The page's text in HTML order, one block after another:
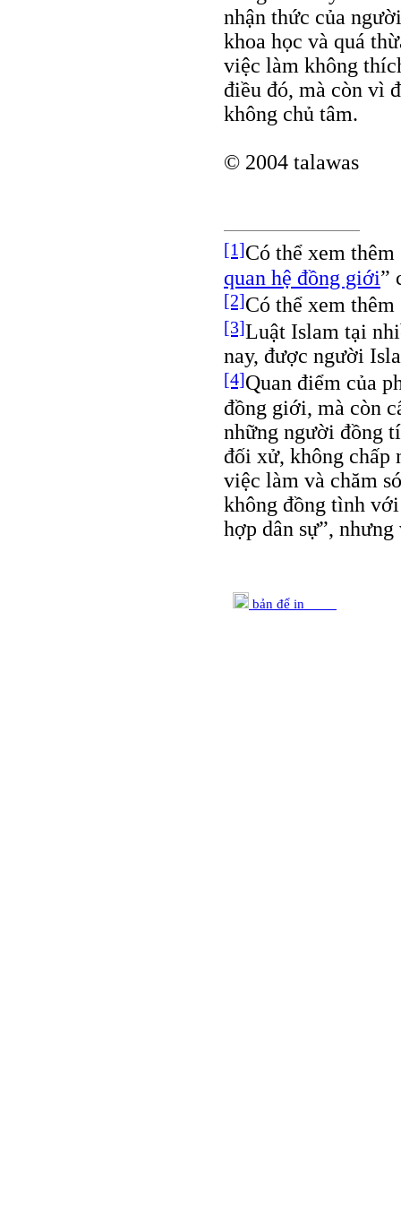
nhận thức của
khoa học và quá
việc làm không
điều đó, mà còn vì
không chủ tâm.
© 2004 talawas
[1]Có thể xem thêm
quan hệ đồng giới”
[2]Có thể xem thêm
[3]Luật Islam tại
nay, được người
[4]Quan điểm của
đồng giới, mà còn
những người đồng
đối xử, không chấp
việc làm và chăm
không đồng tình
hợp dân sự”,
bản để in